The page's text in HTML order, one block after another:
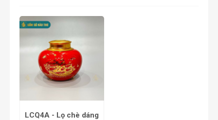
LCQ4A - Lọ chè dáng